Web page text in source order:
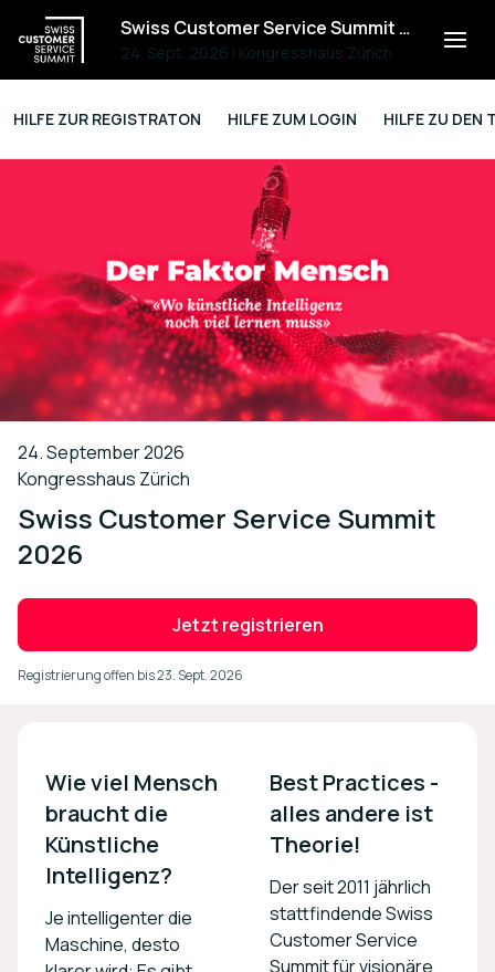
Swiss Customer Service Summit 2026
24. Sept. 2026 | Kongresshaus Zürich
HILFE ZUR REGISTRATON HILFE ZUM LOGIN HILFE ZU DEN
24. September 2026
Kongresshaus Zürich
Swiss Customer Service Summit
2026
Jetzt registrieren
Registrierung offen bis23. Sept. 2026
Wie viel Mensch
braucht die
Künstliche
Intelligenz?
Je intelligenter die
Maschine, desto
Best Practices -
alles andere ist
Theorie!
Der seit 2011 jährlich
stattfindende Swiss
Customer Service
Summit für visionäre